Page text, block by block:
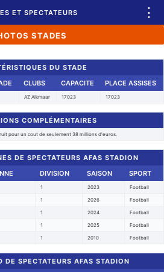
ET SPECTATEURS ⋮
STADES
DU STADE
CLUBS CAPACITE PLACE ASSISES
AZ Alkmaar 17023 17023
COMPLÉMENTAIRES
pour un cout de seulement 38 millions d'euros.
DE SPECTATEURS AFAS STADION
DIVISION SAISON SPORT
1 2023 Football
1 2026 Football
1 2024 Football
1 2025 Football
1 2010 Football
DE SPECTATEURS AFAS STADION